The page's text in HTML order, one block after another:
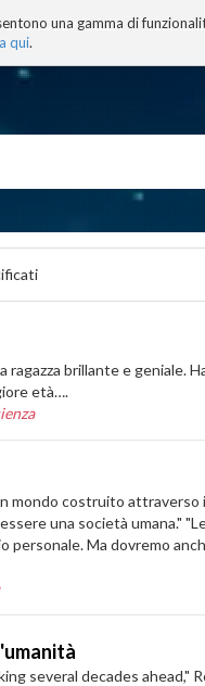
una gamma di
qui.
ragazza brillante e geniale.
età….
mondo costruito
una società umana."
personale. Ma dovremo
several decades ahead,"